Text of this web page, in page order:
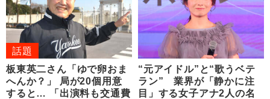
話題
板東英二さん「ゆで卵おま
へんか？」 局が20個用意
すると… 「出演料も交通費
“元アイドル”と“歌うベテ
ラン” 業界が「静かに注
目」する女子アナ2人の名